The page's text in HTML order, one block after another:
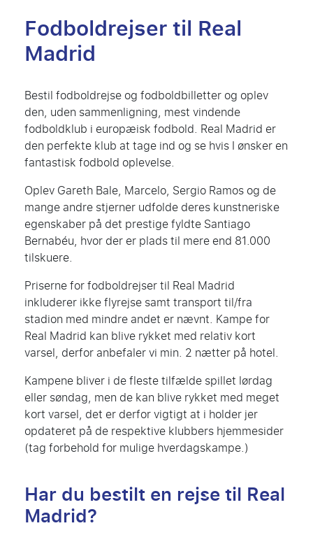
Fodboldrejser til Real
Madrid
Bestil fodboldrejse og fodboldbilletter og oplev
den, uden sammenligning, mest vindende
fodboldklub i europæisk fodbold. Real Madrid er
den perfekte klub at tage ind og se hvis I ønsker en
fantastisk fodbold oplevelse.
Oplev Gareth Bale, Marcelo, Sergio Ramos og de
mange andre stjerner udfolde deres kunstneriske
egenskaber på det prestige fyldte Santiago
Bernabéu, hvor der er plads til mere end 81.000
tilskuere.
Priserne for fodboldrejser til Real Madrid
inkluderer ikke flyrejse samt transport til/fra
stadion med mindre andet er nævnt. Kampe for
Real Madrid kan blive rykket med relativ kort
varsel, derfor anbefaler vi min. 2 nætter på hotel.
Kampene bliver i de fleste tilfælde spillet lørdag
eller søndag, men de kan blive rykket med meget
kort varsel, det er derfor vigtigt at i holder jer
opdateret på de respektive klubbers hjemmesider
(tag forbehold for mulige hverdagskampe.)
Har du bestilt en rejse til Real
Madrid?